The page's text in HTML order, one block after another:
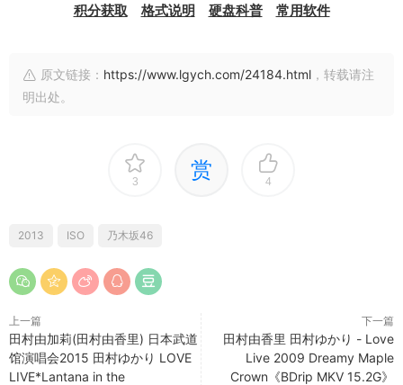
积分获取 格式说明 硬盘科普 常用软件
原文链接： https://www.lgych.com/24184.html ，转载请注
明出处。
3 赏 4
2013 ISO 乃木坂46
上一篇
田村由加莉(田村由香里) 日本武道
馆演唱会2015 田村ゆかり LOVE
LIVE*Lantana in the
下一篇
田村由香里 田村ゆかり - Love
Live 2009 Dreamy Maple
Crown《BDrip MKV 15.2G》